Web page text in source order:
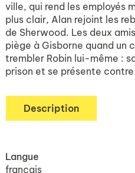
ville, qui rend les employés
plus clair, Alan rejoint les
de Sherwood. Les deux
piège à Gisborne quand un
trembler Robin lui-même :
prison et se présente
Description
Langue
français